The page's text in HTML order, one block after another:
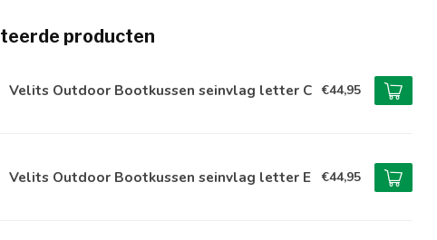
producten
Velits Outdoor Bootkussen seinvlag letter C €44,95
Velits Outdoor Bootkussen seinvlag letter E €44,95